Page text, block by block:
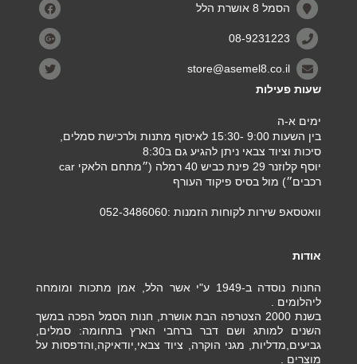
הסמל 8 אושרת הלל
08-9231223
store@asemel8.co.il
שעות פעילות
ימים א-ה
בין השעות 9:00 -15:30 לאיסוף מתנות ולרכישת סמלים,
סיכות וציוד צבאי ניתן להגיע גם ב8:30
יוסף קלוזנר 29 פינת כביש 40 רמלה (״מתחם הלאקי car
רכבים״) מול בסיס פיקוד העורף
וואטסאפ שירות לקוחות הזמנות :052-3486060
אודות
החנות נוסדה ב-1949 ע"י אשר הלל, אמן מתכות ומומחה
ליהלומים .
בשנת 2000 הצטרפה הבת אושרת, חנות הסמל הפכה במשך
השנים למותג ושם דבר ברחבי הארץ בתחומה: סמלים,
גביעים,מדליות, מגני הוקרה, ציוד צבאי,יודאיקה,והדפסות על
מוצרים .